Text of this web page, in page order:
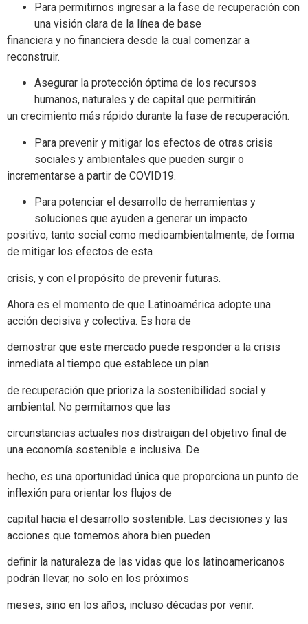
Para permitirnos ingresar a la fase de recuperación con
una visión clara de la línea de base
financiera y no financiera desde la cual comenzar a
reconstruir.
Asegurar la protección óptima de los recursos
humanos, naturales y de capital que permitirán
un crecimiento más rápido durante la fase de recuperación.
Para prevenir y mitigar los efectos de otras crisis
sociales y ambientales que pueden surgir o
incrementarse a partir de COVID19.
Para potenciar el desarrollo de herramientas y
soluciones que ayuden a generar un impacto
positivo, tanto social como medioambientalmente, de forma
de mitigar los efectos de esta
crisis, y con el propósito de prevenir futuras.
Ahora es el momento de que Latinoamérica adopte una
acción decisiva y colectiva. Es hora de
demostrar que este mercado puede responder a la crisis
inmediata al tiempo que establece un plan
de recuperación que prioriza la sostenibilidad social y
ambiental. No permitamos que las
circunstancias actuales nos distraigan del objetivo final de
una economía sostenible e inclusiva. De
hecho, es una oportunidad única que proporciona un punto de
inflexión para orientar los flujos de
capital hacia el desarrollo sostenible. Las decisiones y las
acciones que tomemos ahora bien pueden
definir la naturaleza de las vidas que los latinoamericanos
podrán llevar, no solo en los próximos
meses, sino en los años, incluso décadas por venir.